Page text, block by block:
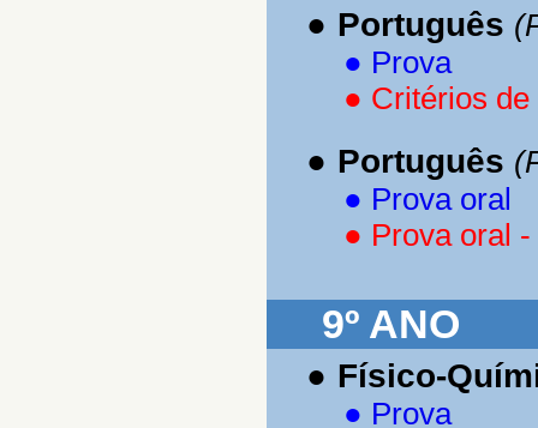
● Português
● Prova
● Critérios
● Português
● Prova oral
● Prova oral -
9º ANO
● Físico-
● Prova